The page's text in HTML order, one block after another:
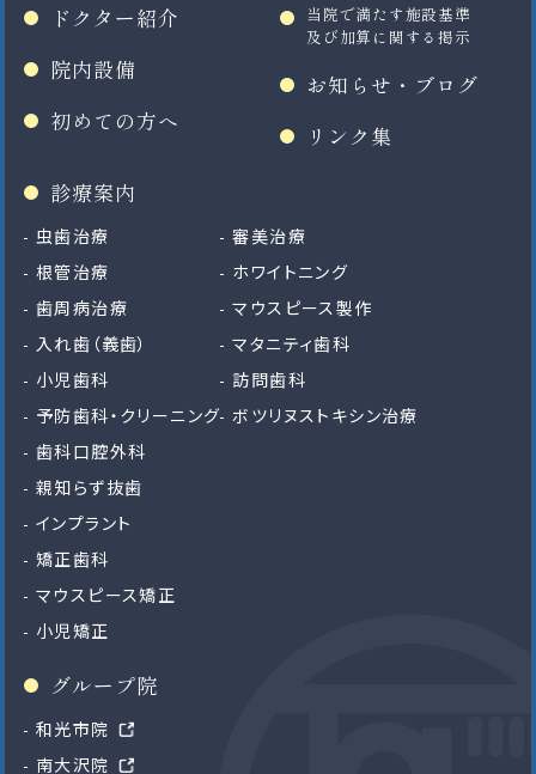
ドクター紹介
院内設備
初めての方へ
当院で満たす施設基準
及び加算に関する掲示
お知らせ・ブログ
リンク集
診療案内
虫歯治療
根管治療
歯周病治療
入れ歯（義歯）
小児歯科
予防歯科・クリーニング
歯科口腔外科
親知らず抜歯
インプラント
矯正歯科
マウスピース矯正
小児矯正
審美治療
ホワイトニング
マウスピース製作
マタニティ歯科
訪問歯科
ボツリヌストキシン治療
グループ院
和光市院
南大沢院